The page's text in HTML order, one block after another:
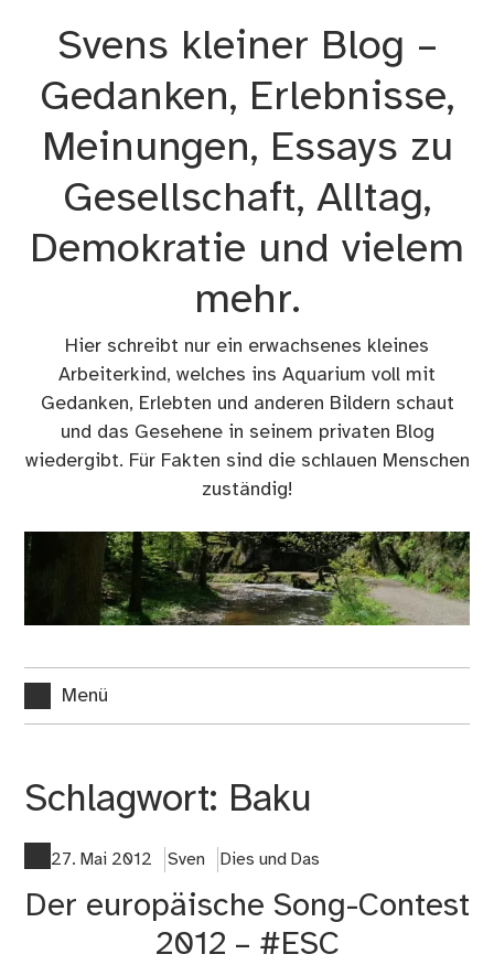
Svens kleiner Blog –
Gedanken, Erlebnisse,
Meinungen, Essays zu
Gesellschaft, Alltag,
Demokratie und vielem
mehr.
Hier schreibt nur ein erwachsenes kleines
Arbeiterkind, welches ins Aquarium voll mit
Gedanken, Erlebten und anderen Bildern schaut
und das Gesehene in seinem privaten Blog
wiedergibt. Für Fakten sind die schlauen Menschen
zuständig!
Menü
Schlagwort: Baku
27. Mai 2012 Sven Dies und Das
Der europäische Song-Contest
2012 – #ESC